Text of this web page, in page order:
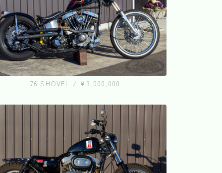
'76 SHOVEL / ¥3,000,000